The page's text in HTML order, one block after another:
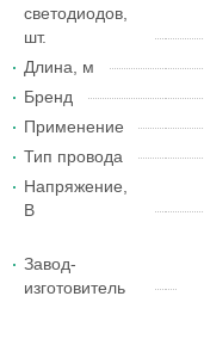
светодиодов,
шт.
Длина, м
Бренд
Применение
Тип провода
Напряжение,
В
Завод-
изготовитель